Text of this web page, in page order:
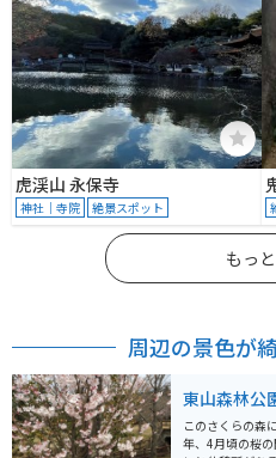
虎渓山 永保寺
神社｜寺院 絶景スポット
もっ
周辺の景色が
東山森林
このさくらの森
年、4月頃の桜